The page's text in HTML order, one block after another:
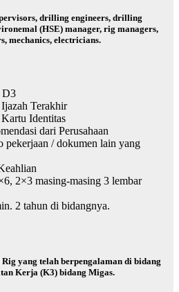
drilling engineers, drilling
(HSE) manager, rig managers,
mechanics, electricians.
D3
Terakhir
Identitas
dari Perusahaan
pekerjaan / dokumen lain yang
2×3 masing-masing 3 lembar
2 tahun di bidangnya.
yang telah berpengalaman di bidang
Kerja (K3) bidang Migas.